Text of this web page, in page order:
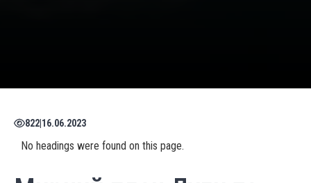
822 16.06.2023
No headings were found on this page.